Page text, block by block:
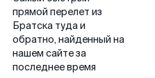
прямой перелет из
Братска туда и
обратно, найденный на
нашем сайте за
последнее время